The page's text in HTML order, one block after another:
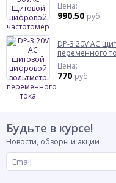
Цена:
990.50 руб.
DP-3 20V AC
переменного
Цена:
770 руб.
Будьте в курсе!
Новости, обзоры и акции